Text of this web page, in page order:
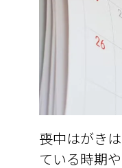
喪中はがき
ている時期